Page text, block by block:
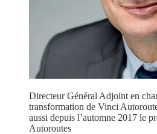
Directeur Général Adjoint en
transformation de Vinci
aussi depuis l’automne 2017 le
Autoroutes